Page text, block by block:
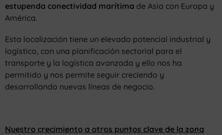
estupenda conectividad marítima de Asia con Europa y
América.
Esta localización tiene un elevado potencial industrial y
logístico, con una planificación sectorial para el
transporte y la logística avanzada y ello nos ha
permitido y nos permite seguir creciendo y
desarrollando nuevas líneas de negocio.
Nuestro crecimiento a otros puntos clave de la zona